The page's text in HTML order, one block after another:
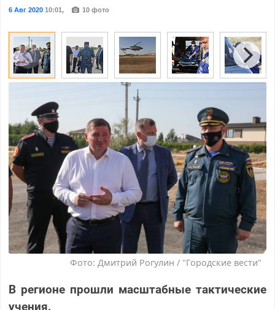
6 Авг 202010:01, 10 фото
Фото: Дмитрий Рогулин / "Городские вести"
В регионе прошли масштабные тактические
учения.